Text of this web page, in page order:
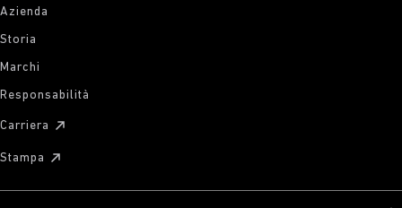
Azienda
Storia
Marchi
Responsabilità
Carriera
Stampa